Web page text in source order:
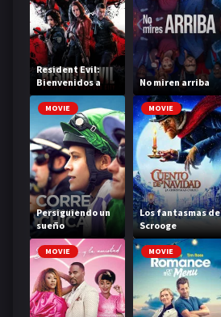
Resident Evil:
Bienvenidos a
Raccoon City
No miren arriba
MOVIE
Persiguiendo un
sueño
MOVIE
Los fantasmas de
Scrooge
MOVIE MOVIE